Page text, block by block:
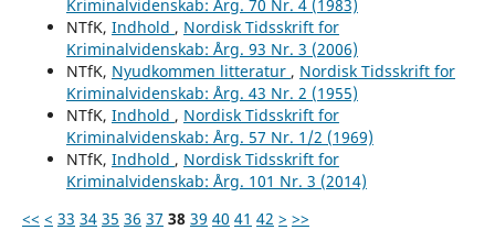
Kriminalvidenskab: Årg. 70 Nr. 4 (1983)
NTfK, Indhold , Nordisk Tidsskrift for
Kriminalvidenskab: Årg. 93 Nr. 3 (2006)
NTfK, Nyudkommen litteratur , Nordisk Tidsskrift for
Kriminalvidenskab: Årg. 43 Nr. 2 (1955)
NTfK, Indhold , Nordisk Tidsskrift for
Kriminalvidenskab: Årg. 57 Nr. 1/2 (1969)
NTfK, Indhold , Nordisk Tidsskrift for
Kriminalvidenskab: Årg. 101 Nr. 3 (2014)
<< < 33 34 35 36 37 38 39 40 41 42 > >>